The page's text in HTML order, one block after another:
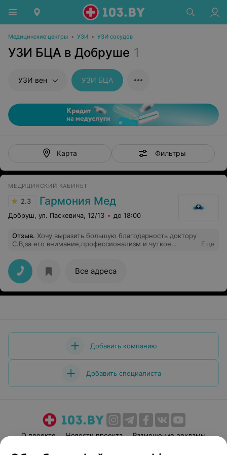
Медицинские центры • УЗИ • УЗИ сосудов
УЗИ БЦА в Добруше 1
УЗИ вен УЗИ БЦА
Карта Фильтры
МЕДИЦИНСКИЙ КАБИНЕТ
2.3 Гармония Мед
Добруш, ул. Паскевича, 12/13 до 18:00
Отзыв. Хочу выразить большую благодарность доктору
С.В,за его внимание,профессионализм и чуткое
Еще
Все адреса
Добавить компанию
Добавить специалиста
О проекте Новости проекта
Размещение рекламы